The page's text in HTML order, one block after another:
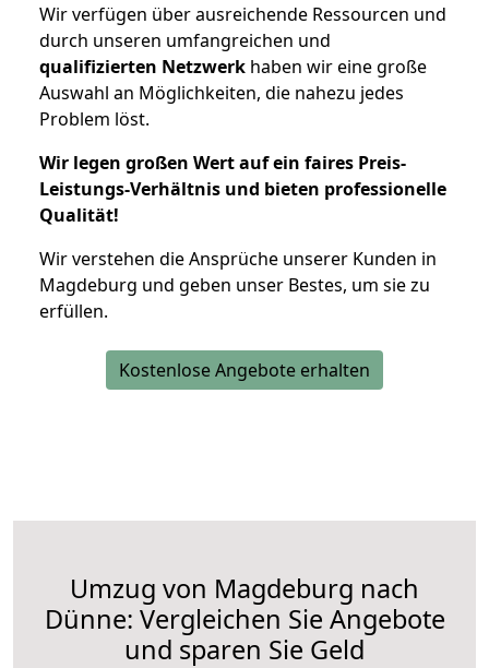
Wir verfügen über ausreichende Ressourcen und
durch unseren umfangreichen und
qualifizierten Netzwerk haben wir eine große
Auswahl an Möglichkeiten, die nahezu jedes
Problem löst.
Wir legen großen Wert auf ein faires Preis-
Leistungs-Verhältnis und bieten professionelle
Qualität!
Wir verstehen die Ansprüche unserer Kunden in
Magdeburg und geben unser Bestes, um sie zu
erfüllen.
Kostenlose Angebote erhalten
Umzug von Magdeburg nach
Dünne: Vergleichen Sie Angebote
und sparen Sie Geld